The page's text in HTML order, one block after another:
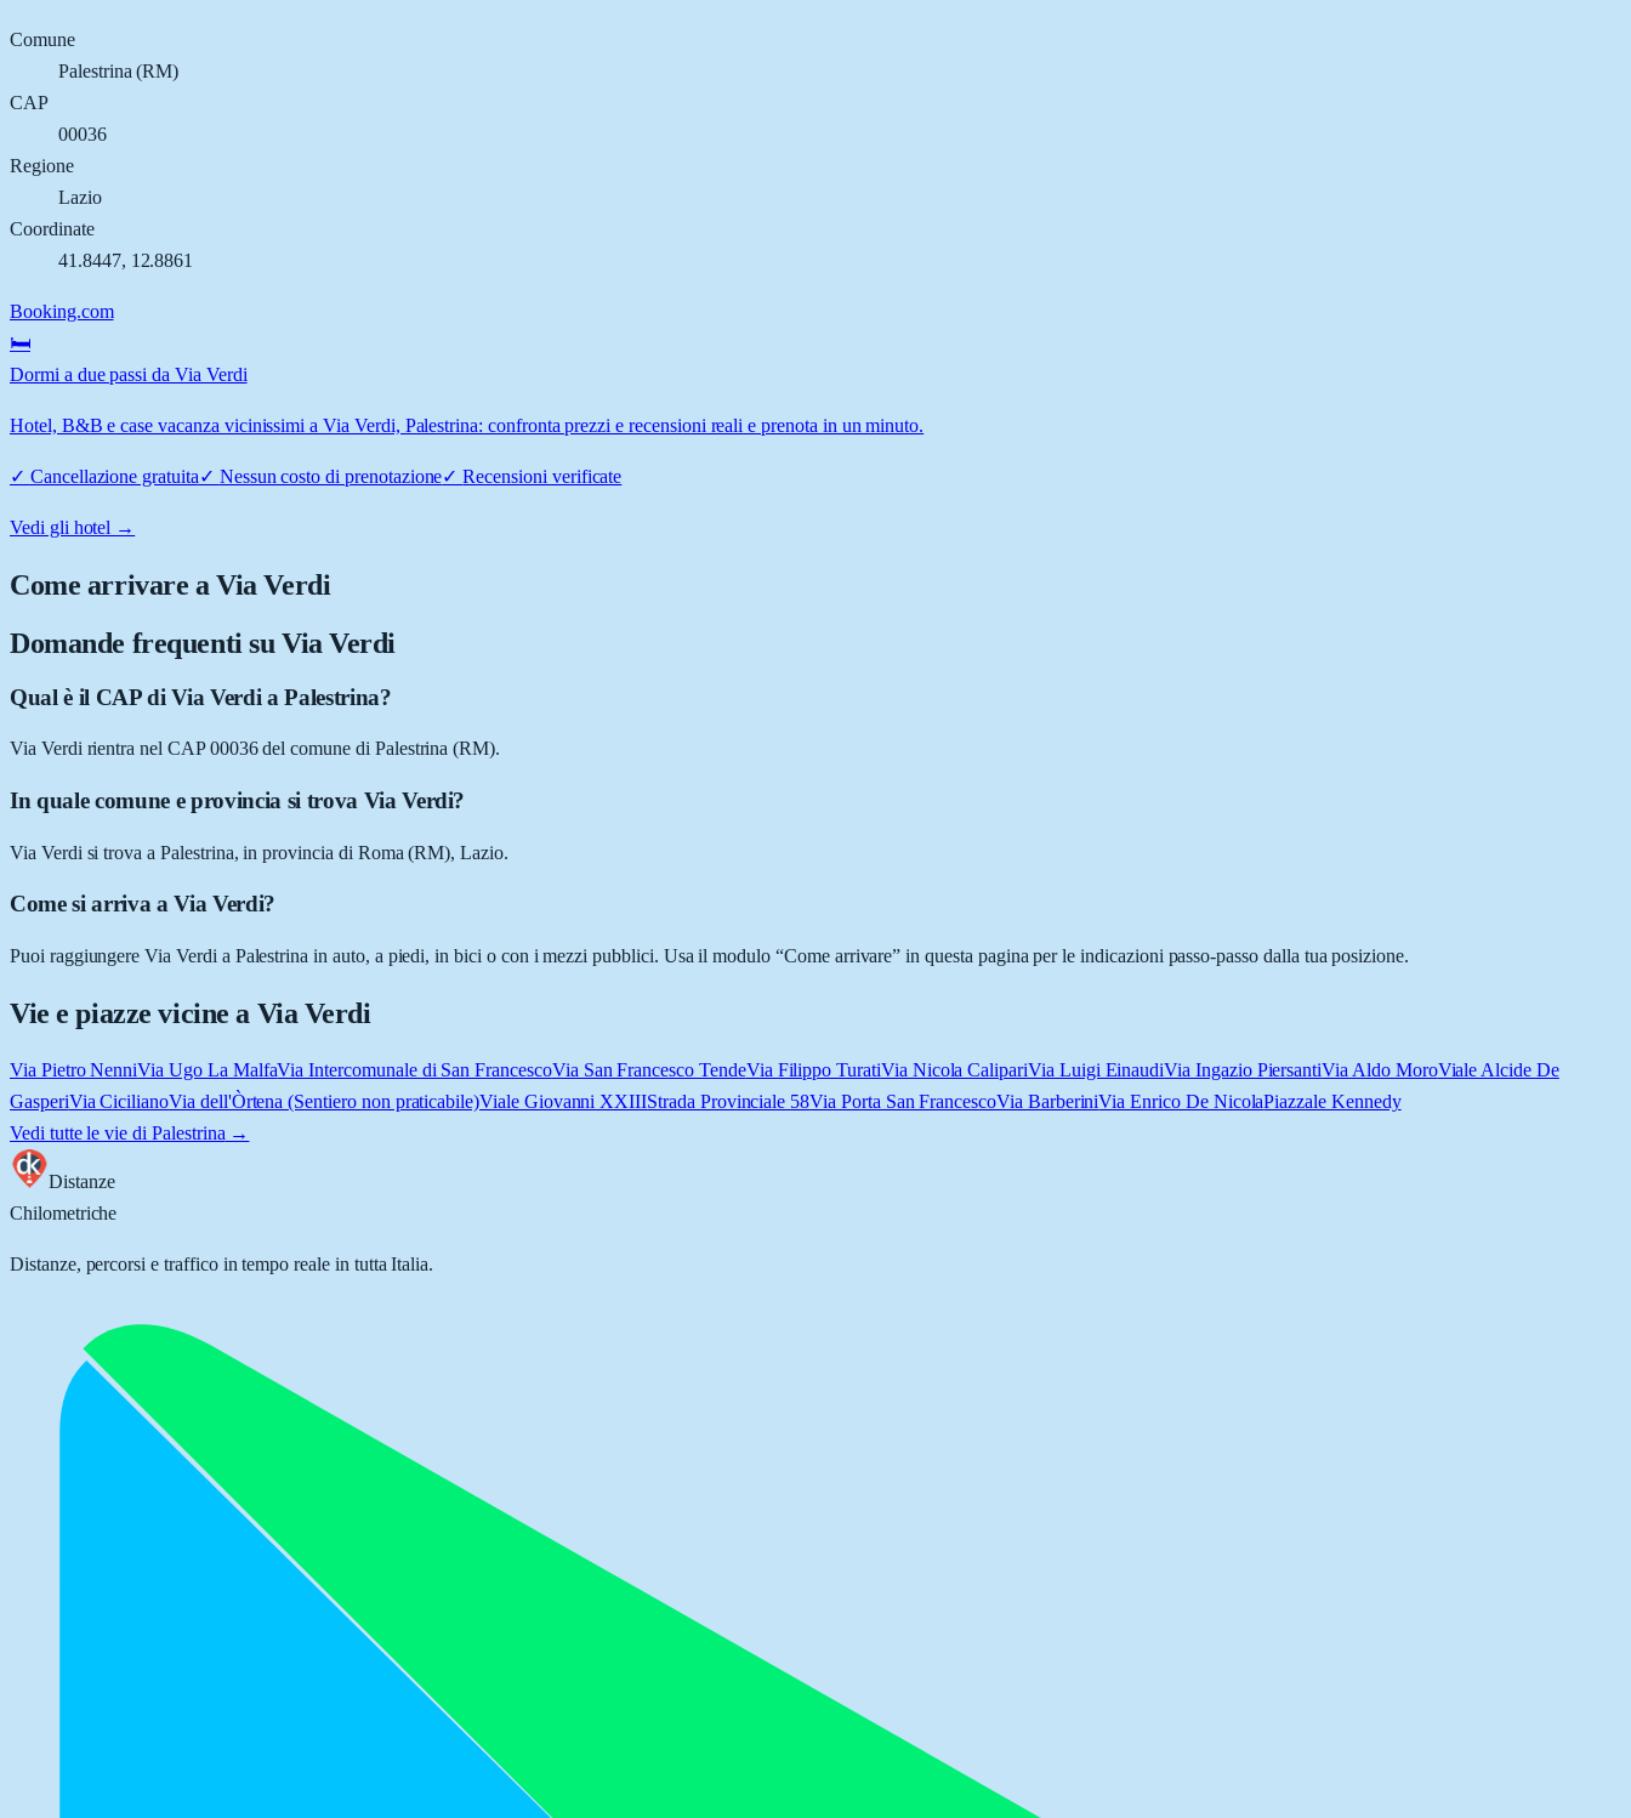
Comune
Palestrina (RM)
CAP
00036
Regione
Lazio
Coordinate
41.8447, 12.8861
Booking.com
🛏️
Dormi a due passi da Via Verdi
Hotel, B&B e case vacanza vicinissimi a Via Verdi, Palestrina: confronta prezzi e recensioni reali e prenota in un minuto.
✓ Cancellazione gratuita✓ Nessun costo di prenotazione✓Recensioni verificate
Vedi gli hotel →
Come arrivare aVia Verdi
Domande frequenti su Via Verdi
Qual è il CAP di Via Verdi a Palestrina?
Via Verdi rientra nel CAP 00036 del comune di Palestrina (RM).
In quale comune e provincia si trova Via Verdi?
Via Verdi si trova a Palestrina, in provincia di Roma (RM), Lazio.
Come si arriva a Via Verdi?
Puoi raggiungere Via Verdi a Palestrina in auto, a piedi, in bici o con i mezzi pubblici. Usa il modulo “Come arrivare” in questa pagina per le indicazioni passo-passo dalla tua posizione.
Vie e piazze vicine a Via Verdi
Via Pietro NenniVia Ugo La MalfaVia Intercomunale di San FrancescoVia San Francesco TendeVia Filippo TuratiVia Nicola CalipariVia Luigi EinaudiVia Ingazio PiersantiVia Aldo MoroViale Alcide De
GasperiVia CicilianoVia dell'Òrtena (Sentiero non praticabile)Viale Giovanni XXIIIStrada Provinciale 58Via Porta San FrancescoVia BarberiniVia Enrico De NicolaPiazzale Kennedy
Vedi tutte le vie di Palestrina →
Distanze
Chilometriche
Distanze, percorsi e traffico in tempo reale in tutta Italia.